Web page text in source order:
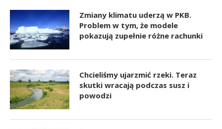
Zmiany klimatu uderzą w PKB.
Problem w tym, że modele
pokazują zupełnie różne rachunki
Chcieliśmy ujarzmić rzeki. Teraz
skutki wracają podczas susz i
powodzi